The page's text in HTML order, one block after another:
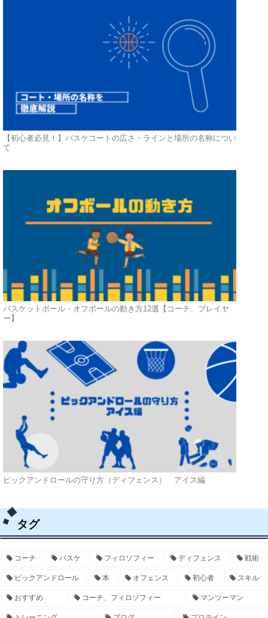
【初心者必見！】バスケコートの広さ・ラインと場所の名称につい
て
バスケットボール・オフボールの動き方12選【コーチ、プレイヤ
ー】
ピックアンドロールの守り方（ディフェンス） アイス編
タグ
コーチ バスケ フィロソフィー ディフェンス 戦術
ピックアンドロール 本 オフェンス 初心者 スキル
おすすめ コーチ、フィロソフィー マンツーマン